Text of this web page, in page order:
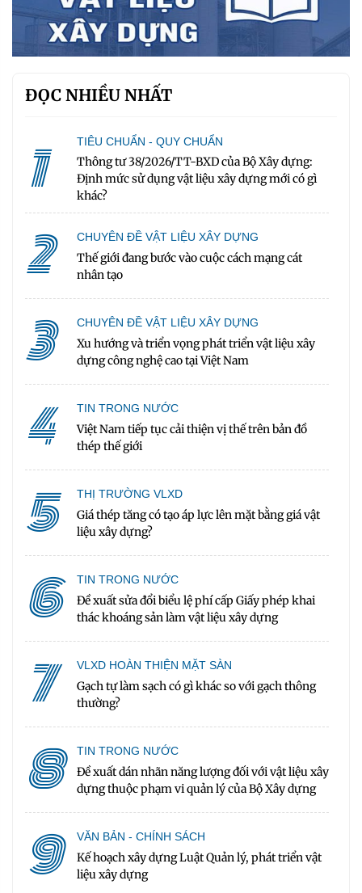
ĐỌC NHIỀU NHẤT
1 TIÊU CHUẨN - QUY CHUẨN
Thông tư 38/2026/TT-BXD của Bộ Xây dựng:
Định mức sử dụng vật liệu xây dựng mới có gì
khác?
2 CHUYÊN ĐỀ VẬT LIỆU XÂY DỰNG
Thế giới đang bước vào cuộc cách mạng cát
nhân tạo
3 CHUYÊN ĐỀ VẬT LIỆU XÂY DỰNG
Xu hướng và triển vọng phát triển vật liệu xây
dựng công nghệ cao tại Việt Nam
4 TIN TRONG NƯỚC
Việt Nam tiếp tục cải thiện vị thế trên bản đồ
thép thế giới
5 THỊ TRƯỜNG VLXD
Giá thép tăng có tạo áp lực lên mặt bằng giá vật
liệu xây dựng?
6 TIN TRONG NƯỚC
Đề xuất sửa đổi biểu lệ phí cấp Giấy phép khai
thác khoáng sản làm vật liệu xây dựng
7 VLXD HOÀN THIỆN MẶT SÀN
Gạch tự làm sạch có gì khác so với gạch thông
thường?
8 TIN TRONG NƯỚC
Đề xuất dán nhãn năng lượng đối với vật liệu xây
dựng thuộc phạm vi quản lý của Bộ Xây dựng
9 VĂN BẢN - CHÍNH SÁCH
Kế hoạch xây dựng Luật Quản lý, phát triển vật
liệu xây dựng